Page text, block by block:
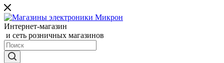
Интернет-магазин
и сеть розничных магазинов